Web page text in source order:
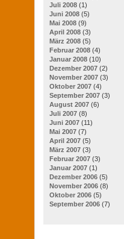
Juli 2008 (1)
Juni 2008 (5)
Mai 2008 (9)
April 2008 (3)
März 2008 (5)
Februar 2008 (4)
Januar 2008 (10)
Dezember 2007 (2)
November 2007 (3)
Oktober 2007 (4)
September 2007 (3)
August 2007 (6)
Juli 2007 (8)
Juni 2007 (11)
Mai 2007 (7)
April 2007 (5)
März 2007 (3)
Februar 2007 (3)
Januar 2007 (1)
Dezember 2006 (5)
November 2006 (8)
Oktober 2006 (5)
September 2006 (7)